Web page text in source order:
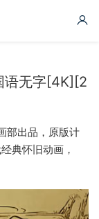
语无字[4K][2
部出品，原版计
典怀旧动画，